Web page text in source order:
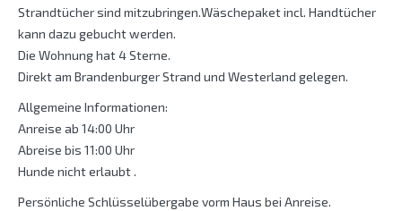
Strandtücher sind mitzubringen.Wäschepaket incl. Handtücher
kann dazu gebucht werden.
Die Wohnung hat 4 Sterne.
Direkt am Brandenburger Strand und Westerland gelegen.
Allgemeine Informationen:
Anreise ab 14:00 Uhr
Abreise bis 11:00 Uhr
Hunde nicht erlaubt .
Persönliche Schlüsselübergabe vorm Haus bei Anreise.